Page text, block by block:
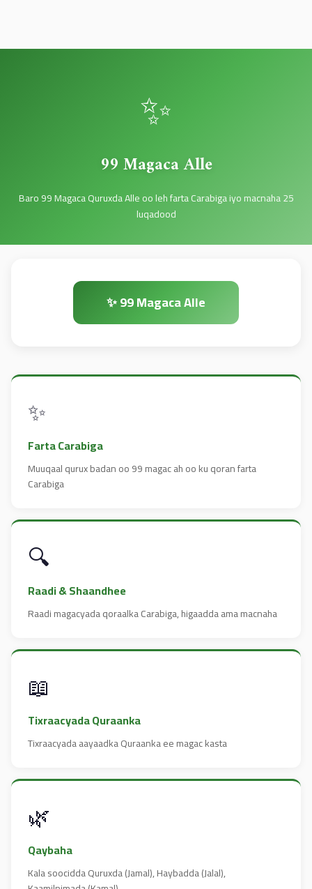
✨
99 Magaca Alle
Baro 99 Magaca Quruxda Alle oo leh farta Carabiga iyo macnaha 25
luqadood
✨ 99 Magaca Alle
✨
Farta Carabiga
Muuqaal qurux badan oo 99 magac ah oo ku qoran farta
Carabiga
🔍
Raadi & Shaandhee
Raadi magacyada qoraalka Carabiga, higaadda ama macnaha
📖
Tixraacyada Quraanka
Tixraacyada aayaadka Quraanka ee magac kasta
🌿
Qaybaha
Kala soocidda Quruxda (Jamal), Haybadda (Jalal),